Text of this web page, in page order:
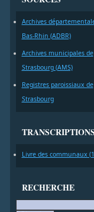
Archives
Bas-Rhin (ADBR)
Archives municipales de
Strasbourg (AMS)
Registres paroissiaux de
Strasbourg
TRANSCRIPTIONS
Livre des communaux
RECHERCHE